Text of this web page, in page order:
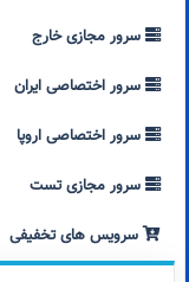
سرور مجازی خارج
سرور اختصاصی ایران
سرور اختصاصی اروپا
سرور مجازی تست
سرویس های تخفیفی